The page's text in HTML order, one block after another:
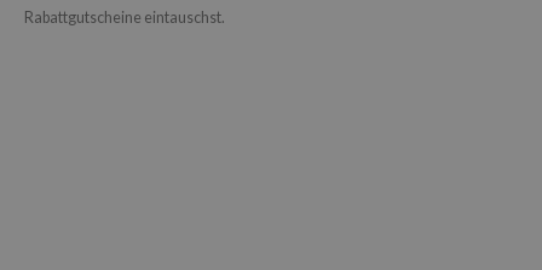
Rabattgutscheine eintauschst.